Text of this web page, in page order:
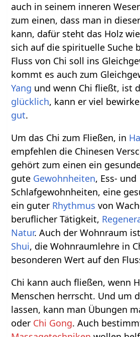
auch in seinem inneren
zum einen, dass man in
kann, dafür steht das Holz
sich auf die spirituelle Suche
Fluss von Chi soll ins
kommt es auch zum
Yang und wenn Chi fließt, ist
glücklich, kann er viel
gut.
Um das Chi zum Fließen, in
empfehlen die Chinesen
gehört zum einen ein
gute Gewohnheiten, Ess- und
Schlafgewohnheiten, eine
ein guter Rhythmus von
beruflicher Tätigkeit,
Natur. Auch der Wohnraum
Shui, die Wohnraumlehre in
besonderen Wert auf den
Chi kann auch fließen, wenn
Menschen herrscht. Und um
lassen, kann man Übungen
oder Chi Gong. Auch